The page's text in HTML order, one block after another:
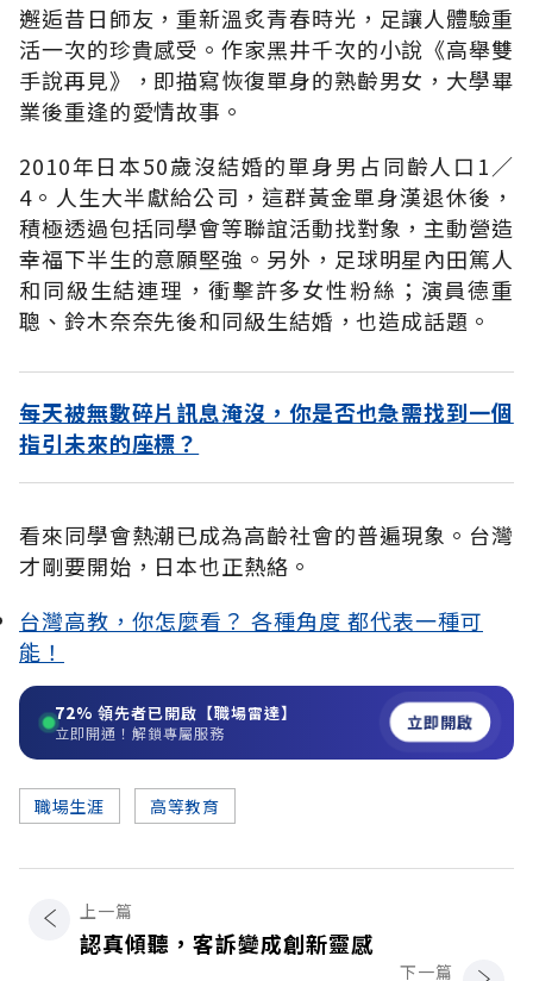
邂逅昔日師友，重新溫炙青春時光，足讓人體驗重
活一次的珍貴感受。作家黑井千次的小說《高舉雙
手說再見》，即描寫恢復單身的熟齡男女，大學畢
業後重逢的愛情故事。
2010年日本50歲沒結婚的單身男占同齡人口1／
4。人生大半獻給公司，這群黃金單身漢退休後，
積極透過包括同學會等聯誼活動找對象，主動營造
幸福下半生的意願堅強。另外，足球明星內田篤人
和同級生結連理，衝擊許多女性粉絲；演員德重
聰、鈴木奈奈先後和同級生結婚，也造成話題。
每天被無數碎片訊息淹沒，你是否也急需找到一個
指引未來的座標？
看來同學會熱潮已成為高齡社會的普遍現象。台灣
才剛要開始，日本也正熱絡。
台灣高教，你怎麼看？ 各種角度 都代表一種可
能！
72% 領先者已開啟【職場雷達】
立即開通！解鎖專屬服務 立即開啟
職場生涯 高等教育
上一篇
認真傾聽，客訴變成創新靈感
下一篇